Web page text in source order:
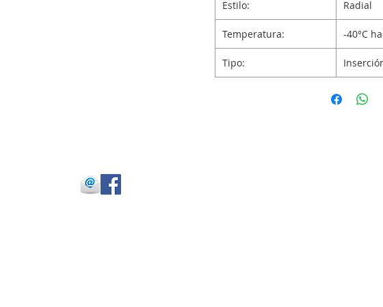
Estilo: Radial
Temperatura: -40°C
Tipo: